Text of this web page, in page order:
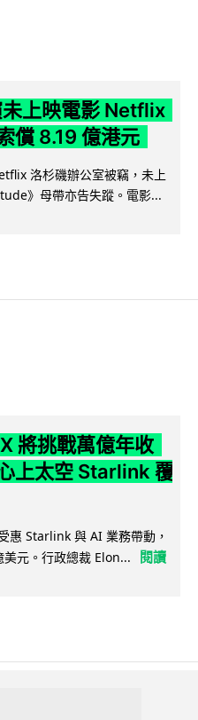
上映電影 Netflix
償 8.19 億港元
洛杉磯辦公室被竊，未上
》母帶亦告失蹤。電影...
將挑戰萬億年收
上太空 Starlink 覆
惠 Starlink 與 AI 業務帶動，
元。行政總裁 Elon...
閱讀